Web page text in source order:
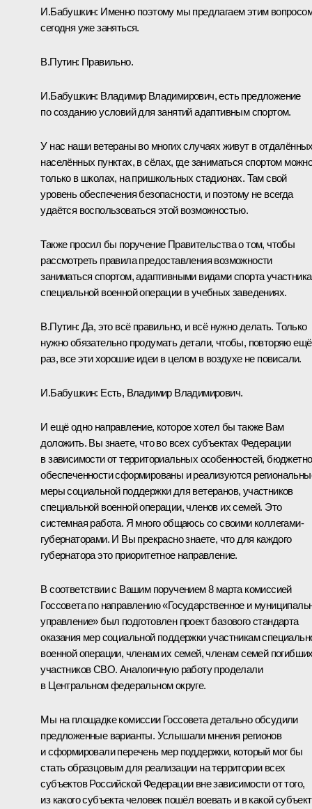
И.Бабушкин: Именно поэтому мы предлагаем этим
сегодня уже заняться.
В.Путин: Правильно.
И.Бабушкин: Владимир Владимирович, есть предложение
по созданию условий для занятий адаптивным спортом.
У нас наши ветераны во многих случаях живут в
населённых пунктах, в сёлах, где заниматься спортом
только в школах, на пришкольных стадионах. Там свой
уровень обеспечения безопасности, и поэтому не всегда
удаётся воспользоваться этой возможностью.
Также просил бы поручение Правительства о том, чтобы
рассмотреть правила предоставления возможности
заниматься спортом, адаптивными видами спорта
специальной военной операции в учебных заведениях.
В.Путин: Да, это всё правильно, и всё нужно делать. Только
нужно обязательно продумать детали, чтобы, повторяю ещё
раз, все эти хорошие идеи в целом в воздухе не повисали.
И.Бабушкин: Есть, Владимир Владимирович.
И ещё одно направление, которое хотел бы также Вам
доложить. Вы знаете, что во всех субъектах Федерации
в зависимости от территориальных особенностей,
обеспеченности сформированы и реализуются
меры социальной поддержки для ветеранов, участников
специальной военной операции, членов их семей. Это
системная работа. Я много общаюсь со своими коллегами-
губернаторами. И Вы прекрасно знаете, что для каждого
губернатора это приоритетное направление.
В соответствии с Вашим поручением 8 марта комиссией
Госсовета по направлению «Государственное и
управление» был подготовлен проект базового стандарта
оказания мер социальной поддержки участникам
военной операции, членам их семей, членам семей
участников СВО. Аналогичную работу проделали
в Центральном федеральном округе.
Мы на площадке комиссии Госсовета детально обсудили
предложенные варианты. Услышали мнения регионов
и сформировали перечень мер поддержки, который мог бы
стать образцовым для реализации на территории всех
субъектов Российской Федерации вне зависимости от того,
из какого субъекта человек пошёл воевать и в какой субъект